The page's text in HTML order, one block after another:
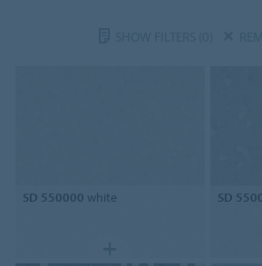
SD 550000 white SD